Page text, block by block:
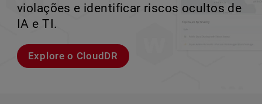
corporativos de alta velocidade.
Explorar modelos
violações e identificar riscos ocultos de
IA e TI.
Explore o CloudDR
perder o ritmo.
Conheça Rai
crescimento escalável.
Conheça o WatchGuard EDR